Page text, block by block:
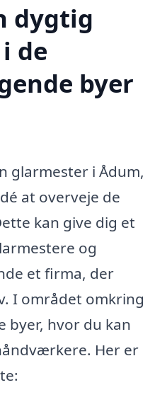
dygtig
de
byer
glarmester i Ådum,
at overveje de
kan give dig et
og
et firma, der
I området omkring
byer, hvor du kan
Her er